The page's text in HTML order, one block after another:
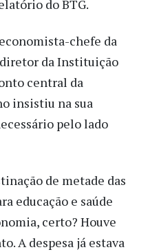
do BTG.
chefe da
da Instituição
central da
insistiu na sua
pelo lado
de metade das
educação e saúde
certo? Houve
A despesa já estava